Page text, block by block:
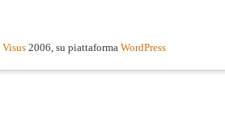
Visus 2006, su piattaforma WordPress